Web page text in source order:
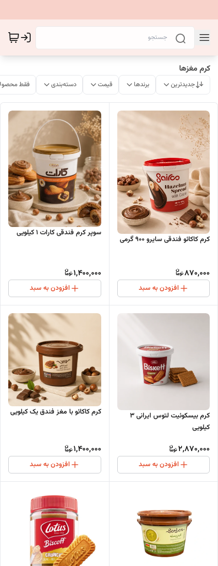
کرم مغزها
جدیدترین برندها قیمت دسته‌بندی فقط
کرم کاکائو فندقی سایرو 900 گرمی
870,000
افزودن به سبد
سوپر کرم فندقی کارات 1 کیلویی
1,400,000
افزودن به سبد
کرم بيسکوئيت لتوس ایرانی ۳
کیلویی
2,870,000
افزودن به سبد
کرم کاکائو با مغز فندق یک کیلویی
1,400,000
افزودن به سبد